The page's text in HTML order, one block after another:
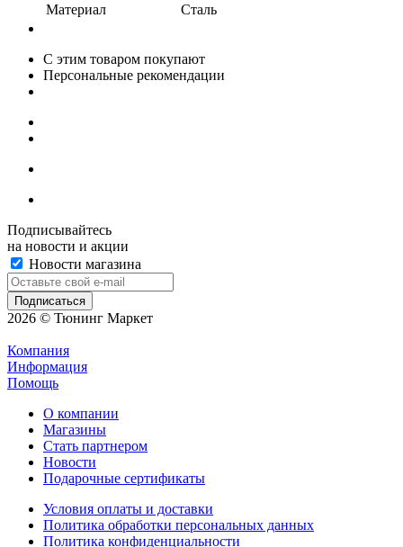
Материал
Сталь
С этим товаром покупают
Персональные рекомендации
Подписывайтесь
на новости и акции
Новости магазина
2026 © Тюнинг Маркет
Компания
Информация
Помощь
О компании
Магазины
Стать партнером
Новости
Подарочные сертификаты
Условия оплаты и доставки
Политика обработки персональных данных
Политика конфиденциальности